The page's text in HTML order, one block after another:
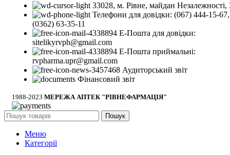
33028, м. Рівне, майдан Незалежності,
Телефони для довідки: (067) 444-15-67,
(0362) 63-35-11
Е-Пошта для довідки:
sitelikyrvph@gmail.com
Е-Пошта приймальні:
rvpharma.upr@gmail.com
Аудиторський звіт
Фінансовий звіт
1988-2023 МЕРЕЖА АПТЕК "РІВНЕФАРМАЦІЯ"
Пошук
Меню
Категорії